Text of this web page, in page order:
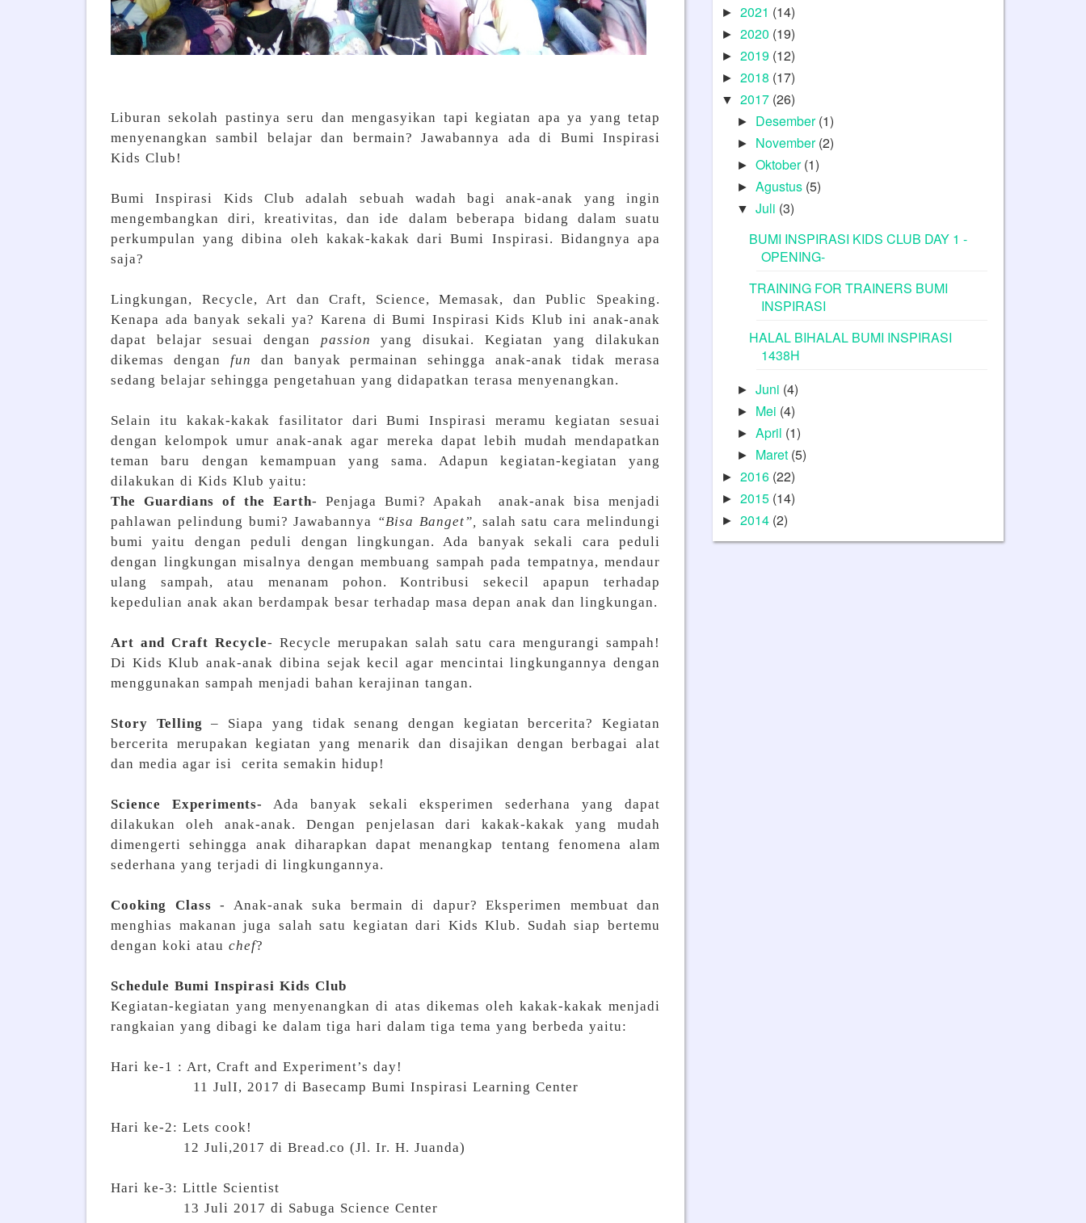
Liburan sekolah pastinya seru dan mengasyikan tapi kegiatan apa ya yang tetap
menyenangkan sambil belajar dan bermain? Jawabannya ada di Bumi Inspirasi
Kids Club!
Bumi Inspirasi Kids Club adalah sebuah wadah bagi anak-anak yang ingin
mengembangkan diri, kreativitas, dan ide dalam beberapa bidang dalam suatu
perkumpulan yang dibina oleh kakak-kakak dari Bumi Inspirasi. Bidangnya apa
saja?
Lingkungan, Recycle, Art dan Craft, Science, Memasak, dan Public Speaking.
Kenapa ada banyak sekali ya? Karena di Bumi Inspirasi Kids Klub ini anak-anak
dapat belajar sesuai dengan passionyang disukai. Kegiatan yang dilakukan
dikemas dengan fun dan banyak permainan sehingga anak-anak tidak merasa
sedang belajar sehingga pengetahuan yang didapatkan terasa menyenangkan.
Selain itu kakak-kakak fasilitator dari Bumi Inspirasi meramu kegiatan sesuai
dengan kelompok umur anak-anak agar mereka dapat lebih mudah mendapatkan
teman baru dengan kemampuan yang sama. Adapun kegiatan-kegiatan yang
dilakukan di Kids Klub yaitu:
The Guardians of the Earth- Penjaga Bumi? Apakah anak-anak bisa menjadi
pahlawan pelindung bumi? Jawabannya “Bisa Banget”, salah satu cara melindungi
bumi yaitu dengan peduli dengan lingkungan. Ada banyak sekali cara peduli
dengan lingkungan misalnya dengan membuang sampah pada tempatnya, mendaur
ulang sampah, atau menanam pohon. Kontribusi sekecil apapun terhadap
kepedulian anak akan berdampak besar terhadap masa depan anak dan lingkungan.
Art and Craft Recycle- Recycle merupakan salah satu cara mengurangi sampah!
Di Kids Klub anak-anak dibina sejak kecil agar mencintai lingkungannya dengan
menggunakan sampah menjadi bahan kerajinan tangan.
Story Telling – Siapa yang tidak senang dengan kegiatan bercerita? Kegiatan
bercerita merupakan kegiatan yang menarik dan disajikan dengan berbagai alat
dan media agar isi cerita semakin hidup!
Science Experiments-
Ada banyak sekali eksperimen sederhana yang dapat
dilakukan oleh anak-anak. Dengan penjelasan dari kakak-kakak yang mudah
dimengerti sehingga anak diharapkan dapat menangkap tentang fenomena alam
sederhana yang terjadi di lingkungannya.
Cooking Class - Anak-anak suka bermain di dapur? Eksperimen membuat dan
menghias makanan juga salah satu kegiatan dari Kids Klub. Sudah siap bertemu
dengan koki atau chef?
Schedule Bumi Inspirasi Kids Club
Kegiatan-kegiatan yang menyenangkan di atas dikemas oleh kakak-kakak menjadi
rangkaian yang dibagi ke dalam tiga hari dalam tiga tema yang berbeda yaitu:
Hari ke-1 : Art, Craft and Experiment’s day!
11 JulI, 2017 di Basecamp Bumi Inspirasi Learning Center
Hari ke-2: Lets cook!
12 Juli,2017 di Bread.co (Jl. Ir. H. Juanda)
Hari ke-3: Little Scientist
13 Juli 2017 di Sabuga Science Center
► 2021 (14)
► 2020 (19)
► 2019 (12)
► 2018 (17)
▼ 2017 (26)
► Desember(1)
► November(2)
►Oktober(1)
►Agustus (5)
▼Juli (3)
BUMI INSPIRASI KIDS CLUB DAY 1 -
OPENING-
TRAINING FOR TRAINERS BUMI
INSPIRASI
HALAL BIHALAL BUMI INSPIRASI
1438H
►Juni (4)
► Mei (4)
►April (1)
► Maret (5)
► 2016 (22)
► 2015 (14)
► 2014 (2)